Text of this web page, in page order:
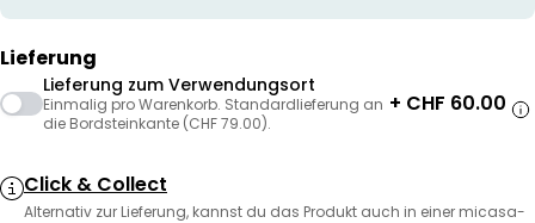
Lieferung
Lieferung zum Verwendungsort
Einmalig pro Warenkorb. Standardlieferung an
die Bordsteinkante (CHF 79.00).
+ CHF 60.00
Click & Collect
Alternativ zur Lieferung, kannst du das Produkt auch in einer micasa-